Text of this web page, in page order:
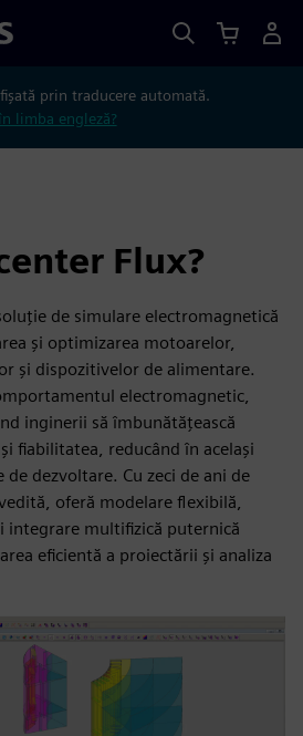
prin traducere automată.
limba engleză?
Flux?
de simulare electromagnetică
și optimizarea motoarelor,
și dispozitivelor de alimentare.
electromagnetic,
inginerii să îmbunătățească
fiabilitatea, reducând în același
dezvoltare. Cu zeci de ani de
oferă modelare flexibilă,
integrare multifizică puternică
eficientă a proiectării și analiza